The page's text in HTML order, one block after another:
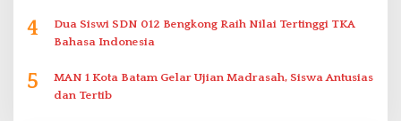
4
Dua Siswi SDN 012 Bengkong Raih Nilai Tertinggi TKA
Bahasa Indonesia
5
MAN 1 Kota Batam Gelar Ujian Madrasah, Siswa Antusias
dan Tertib